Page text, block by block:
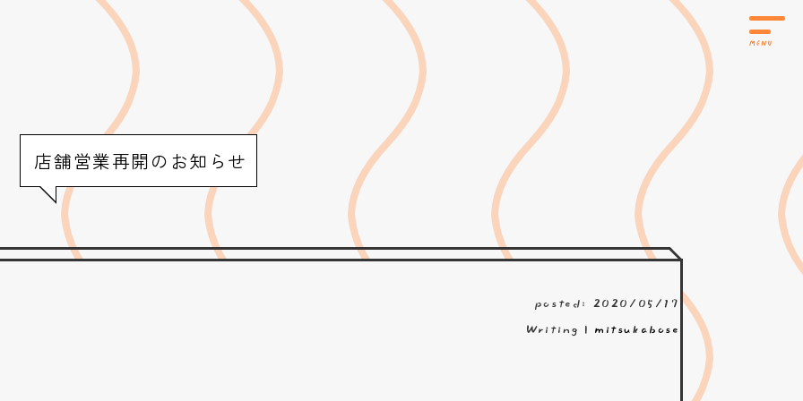
店舗営業再開のお知らせ
posted: 2020/05/17
Writing | mitsukabose